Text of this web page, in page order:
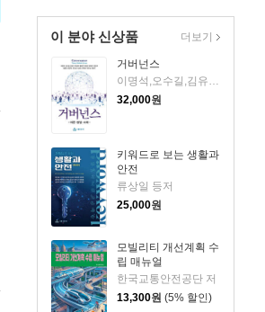
이 분야 신상품
거버넌스
이명석,오수길,김유진 등저
32,000원
키워드로 보는 생활과
안전
류상일 등저
25,000원
모빌리티 개선계획 수
립 매뉴얼
한국교통안전공단 저
13,300원 (5% 할인)
더보기